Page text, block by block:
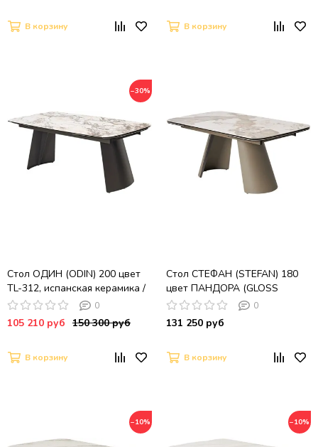
В корзину В корзину
−30%
Стол ОДИН (ODIN) 200 цвет
TL-312, испанская керамика /
темно-серый, ®DISAUR
0
105 210 руб 150 300 руб
В корзину
Стол СТЕФАН (STEFAN) 180
цвет ПАНДОРА (GLOSS
LUXURY PANDORA) керамика,
стекло/ ЛАТТЕ, ®DISAUR
0
131 250 руб
В корзину
−10% −10%